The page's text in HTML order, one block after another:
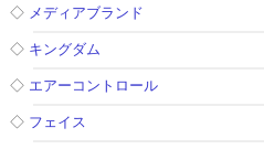
◇ メディアブランド
◇ キングダム
◇ エアーコントロール
◇ フェイス